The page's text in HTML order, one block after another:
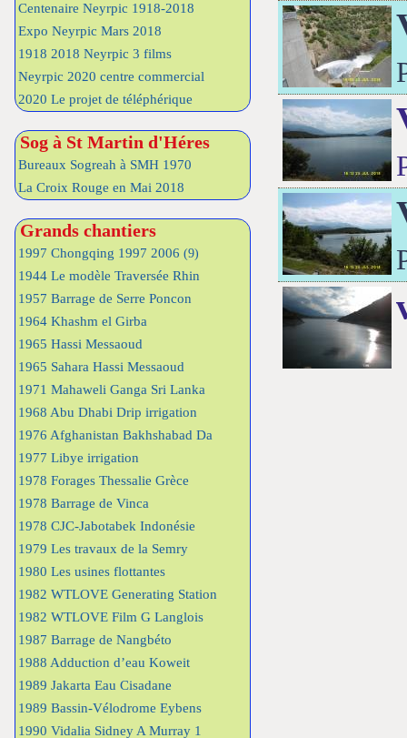
Centenaire Neyrpic 1918-2018
Expo Neyrpic Mars 2018
1918 2018 Neyrpic 3 films
Neyrpic 2020 centre commercial
2020 Le projet de téléphérique
Sog à St Martin d'Héres
Bureaux Sogreah à SMH 1970
La Croix Rouge en Mai 2018
Grands chantiers
1997 Chongqing 1997 2006 (9)
1944 Le modèle Traversée Rhin
1957 Barrage de Serre Poncon
1964 Khashm el Girba
1965 Hassi Messaoud
1965 Sahara Hassi Messaoud
1971 Mahaweli Ganga Sri Lanka
1968 Abu Dhabi Drip irrigation
1976 Afghanistan Bakhshabad Da
1977 Libye irrigation
1978 Forages Thessalie Grèce
1978 Barrage de Vinca
1978 CJC-Jabotabek Indonésie
1979 Les travaux de la Semry
1980 Les usines flottantes
1982 WTLOVE Generating Station
1982 WTLOVE Film G Langlois
1987 Barrage de Nangbéto
1988 Adduction d’eau Koweit
1989 Jakarta Eau Cisadane
1989 Bassin-Vélodrome Eybens
1990 Vidalia Sidney A Murray 1